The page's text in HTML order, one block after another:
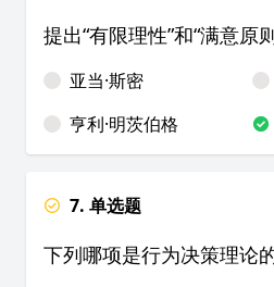
提出“有限理性”和“满意原
亚当·斯密
亨利·明茨伯格
7. 单选题
下列哪项是行为决策理论